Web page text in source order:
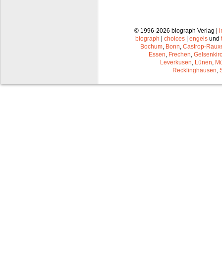
© 1996-2026 biograph Verlag |
biograph
choices engels und
Bochum, Bonn, Castrop-
Essen, Frechen,
Leverkusen, Lünen,
Recklinghausen,